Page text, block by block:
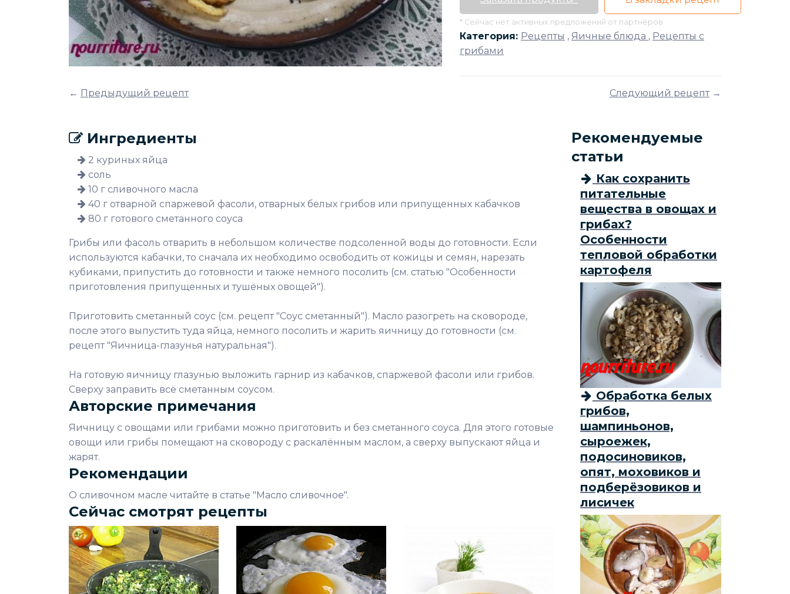
* Сейчас нет активных предложений от партнёров
Категория: Рецепты , Яичные блюда , Рецепты с
грибами
← Предыдущий рецепт Следующий рецепт→
Ингредиенты
2 куриных яйца
соль
10 г сливочного масла
40 г отварной спаржевой фасоли, отварных белых грибов или припущенных кабачков
80 г готового сметанного соуса
Грибы или фасоль отварить в небольшом количестве подсоленной воды до готовности. Если
используются кабачки, то сначала их необходимо освободить от кожицы и семян, нарезать
кубиками, припустить до готовности и также немного посолить (см. статью "Особенности
приготовления припущенных и тушёных овощей").
Приготовить сметанный соус (см. рецепт "Соус сметанный"). Масло разогреть на сковороде,
после этого выпустить туда яйца, немного посолить и жарить яичницу до готовности (см.
рецепт "Яичница-глазунья натуральная").
На готовую яичницу глазунью выложить гарнир из кабачков, спаржевой фасоли или грибов.
Сверху заправить всё сметанным соусом.
Авторские примечания
Яичницу с овощами или грибами можно приготовить и без сметанного соуса. Для этого готовые
овощи или грибы помещают на сковороду с раскалённым маслом, а сверху выпускают яйца и
жарят.
Рекомендации
О сливочном масле читайте в статье "Масло сливочное".
Сейчас смотрят рецепты
Рекомендуемые
статьи
Как сохранить
питательные
вещества в овощах и
грибах?
Особенности
тепловой обработки
картофеля
Обработка белых
грибов,
шампиньонов,
сыроежек,
подосиновиков,
опят, моховиков и
подберёзовиков и
лисичек